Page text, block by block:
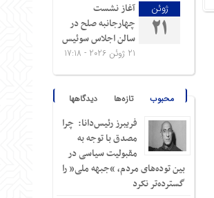
ژوئن
21
آغاز نشست
چهارجانبه صلح در
سالن اجلاس سوئیس
21 ژوئن 2026 - 17:18
محبوب تازه‌ها دیدگاهها
فریبرز رئیس‌دانا: چرا
مصدق با توجه به
مقبولیت سیاسی در
بین توده‌های مردم، “جبهه ملی” را
گسترده‌تر نکرد